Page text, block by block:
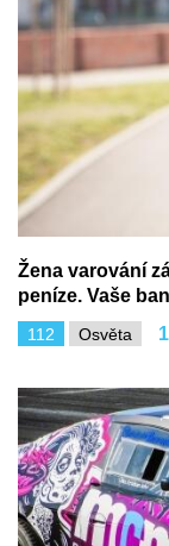
Žena varování
peníze. Vaše
112 Osvěta